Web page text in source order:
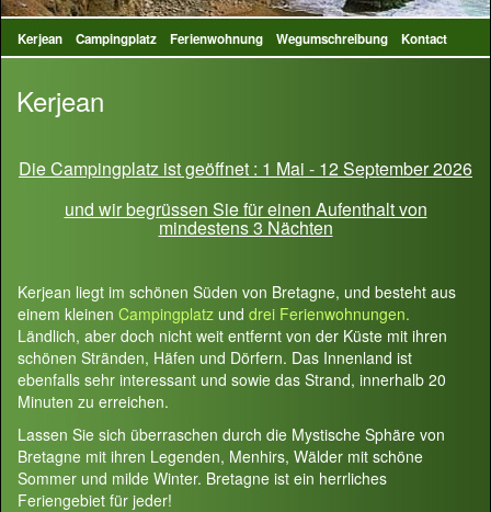
Kerjean Campingplatz Ferienwohnung Wegumschreibung Kontact
Kerjean
Die Campingplatz ist geöffnet : 1 Mai - 12 September 2026
und wir begrüssen Sie für einen Aufenthalt von
mindestens 3 Nächten
Kerjean liegt im schönen Süden von Bretagne, und besteht aus
einem kleinen Campingplatz und drei Ferienwohnungen.
Ländlich, aber doch nicht weit entfernt von der Küste mit ihren
schönen Stränden, Häfen und Dörfern. Das Innenland ist
ebenfalls sehr interessant und sowie das Strand, innerhalb 20
Minuten zu erreichen.
Lassen Sie sich überraschen durch die Mystische Sphäre von
Bretagne mit ihren Legenden, Menhirs, Wälder mit schöne
Sommer und milde Winter. Bretagne ist ein herrliches
Feriengebiet für jeder!